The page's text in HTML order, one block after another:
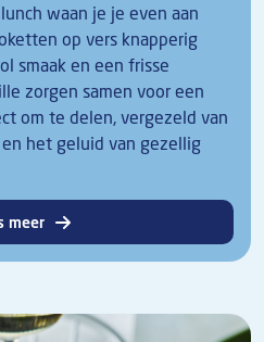
waan je je even aan
op vers knapperig
smaak en een frisse
zorgen samen voor een
om te delen, vergezeld van
het geluid van gezellig
meer